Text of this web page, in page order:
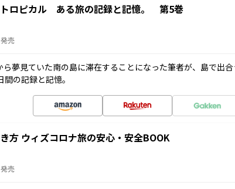
トロピカル ある旅の記録と記憶。 第5巻
売
ら夢見ていた南の島に滞在することになった筆者が、島で出
間の記録と記憶。
方 ウィズコロナ旅の安心・安全BOOK
売